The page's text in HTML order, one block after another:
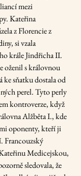
mezi
Kateřina
z Florencie z
si vzala
krále Jindřicha II.
oženil s královnou
sňatku dostala od
perel. Tyto perly
kontroverze, když
Alžběta I., kde
oponenty, kteří ji
Francouzský
Medicejskou,
sledovala, že